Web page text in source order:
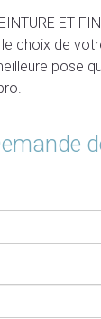
ET
le choix de
pose